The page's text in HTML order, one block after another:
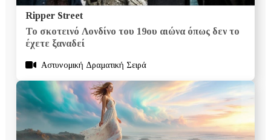
Ripper Street
Το σκοτεινό Λονδίνο του 19ου αιώνα όπως δεν το
έχετε ξαναδεί
Αστυνομική Δραματική Σειρά